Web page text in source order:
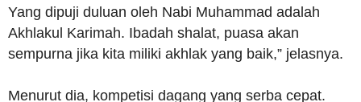
Yang dipuji duluan oleh Nabi Muhammad adalah
Akhlakul Karimah. Ibadah shalat, puasa akan
sempurna jika kita miliki akhlak yang baik,” jelasnya.
Menurut dia, kompetisi dagang yang serba cepat.